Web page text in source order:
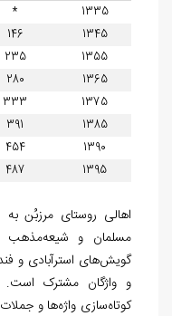
1335
*
1345
146
1355
235
1365
280
1375
333
1385
391
1390
454
1395
487
اهالی روستای مرزبُن
مسلمان و شیعه‌مذهب
گویش‌های استرآبادی و
و واژگان مشترک
کوتاه‌سازی واژه‌ها و